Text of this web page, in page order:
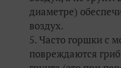
диаметре)
воздух.
Часто горшки с
повреждаются